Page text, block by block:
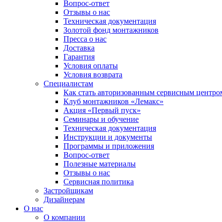
Вопрос-ответ
Отзывы о нас
Техническая документация
Золотой фонд монтажников
Пресса о нас
Доставка
Гарантия
Условия оплаты
Условия возврата
Специалистам
Как стать авторизованным сервисным
Клуб монтажников «Лемакс»
Акция «Первый пуск»
Семинары и обучение
Техническая документация
Инструкции и документы
Программы и приложения
Вопрос-ответ
Полезные материалы
Отзывы о нас
Сервисная политика
Застройщикам
Дизайнерам
О нас
О компании